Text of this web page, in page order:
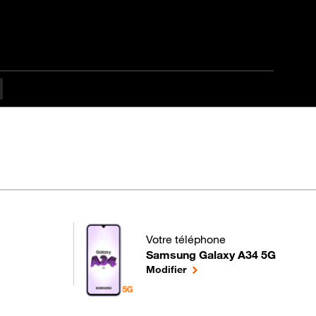
Votre téléphone
Samsung Galaxy A34 5G
pour votre Samsung Galaxy A34
Modifierle téléphone sélectionné